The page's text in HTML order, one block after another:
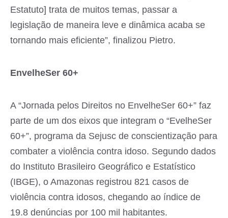
Estatuto] trata de muitos temas, passar a
legislação de maneira leve e dinâmica acaba se
tornando mais eficiente”, finalizou Pietro.
EnvelheSer 60+
A “Jornada pelos Direitos no EnvelheSer 60+” faz
parte de um dos eixos que integram o “EvelheSer
60+”, programa da Sejusc de conscientização para
combater a violência contra idoso. Segundo dados
do Instituto Brasileiro Geográfico e Estatístico
(IBGE), o Amazonas registrou 821 casos de
violência contra idosos, chegando ao índice de
19.8 denúncias por 100 mil habitantes.